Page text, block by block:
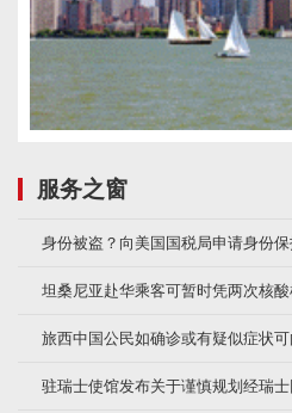
服务之窗
身份被盗？向美国国税局申请身份
坦桑尼亚赴华乘客可暂时凭两次核
旅西中国公民如确诊或有疑似症状
驻瑞士使馆发布关于谨慎规划经瑞